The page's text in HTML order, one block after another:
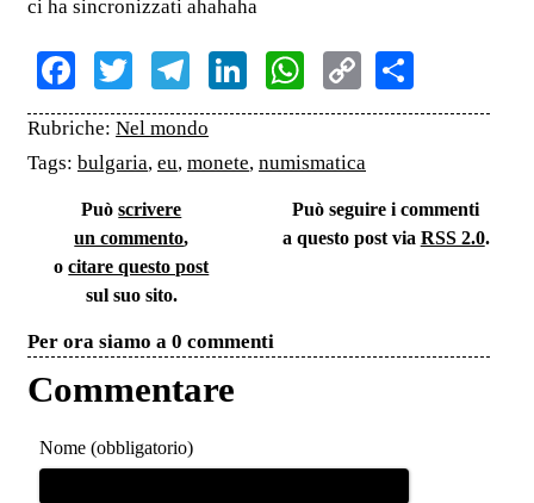
ci ha sincronizzati ahahaha
Facebook
TwitterTelegram
LinkedInWhatsApp
Copy
Link
Rubriche: Nel mondo
Tags: bulgaria, eu, monete, numismatica
Puòscrivere
un commento,
ocitare questo post
sul suo sito.
Può seguire i commenti
a questo post via RSS 2.0.
Per ora siamo a 0 commenti
Commentare
Nome (obbligatorio)